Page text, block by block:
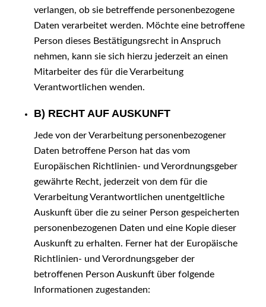
verlangen, ob sie betreffende personenbezogene
Daten verarbeitet werden. Möchte eine betroffene
Person dieses Bestätigungsrecht in Anspruch
nehmen, kann sie sich hierzu jederzeit an einen
Mitarbeiter des für die Verarbeitung
Verantwortlichen wenden.
B) RECHT AUF AUSKUNFT
Jede von der Verarbeitung personenbezogener
Daten betroffene Person hat das vom
Europäischen Richtlinien- und Verordnungsgeber
gewährte Recht, jederzeit von dem für die
Verarbeitung Verantwortlichen unentgeltliche
Auskunft über die zu seiner Person gespeicherten
personenbezogenen Daten und eine Kopie dieser
Auskunft zu erhalten. Ferner hat der Europäische
Richtlinien- und Verordnungsgeber der
betroffenen Person Auskunft über folgende
Informationen zugestanden: